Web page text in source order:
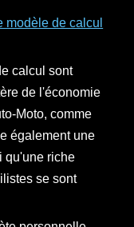
modèle de calcul
calcul sont
de l'économie
Moto, comme
également une
qu'une riche
se sont